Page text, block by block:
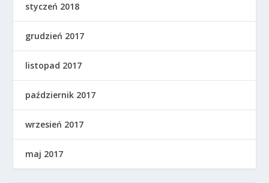
styczeń 2018
grudzień 2017
listopad 2017
październik 2017
wrzesień 2017
maj 2017